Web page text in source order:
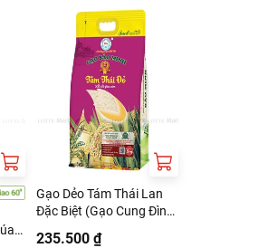
sử dụng phụ gia thực phẩm. Không sử
dấu hiệu hư hỏng.
TY CP KINH DOANH CHE BIEN NONG SAN
Định Công Hạ, P. Định Công, TP Hà Nội, Việt
Gạo Dẻo Tám Thái Lan
Đặc Biệt (Gạo Cung Đình)
235.500 ₫